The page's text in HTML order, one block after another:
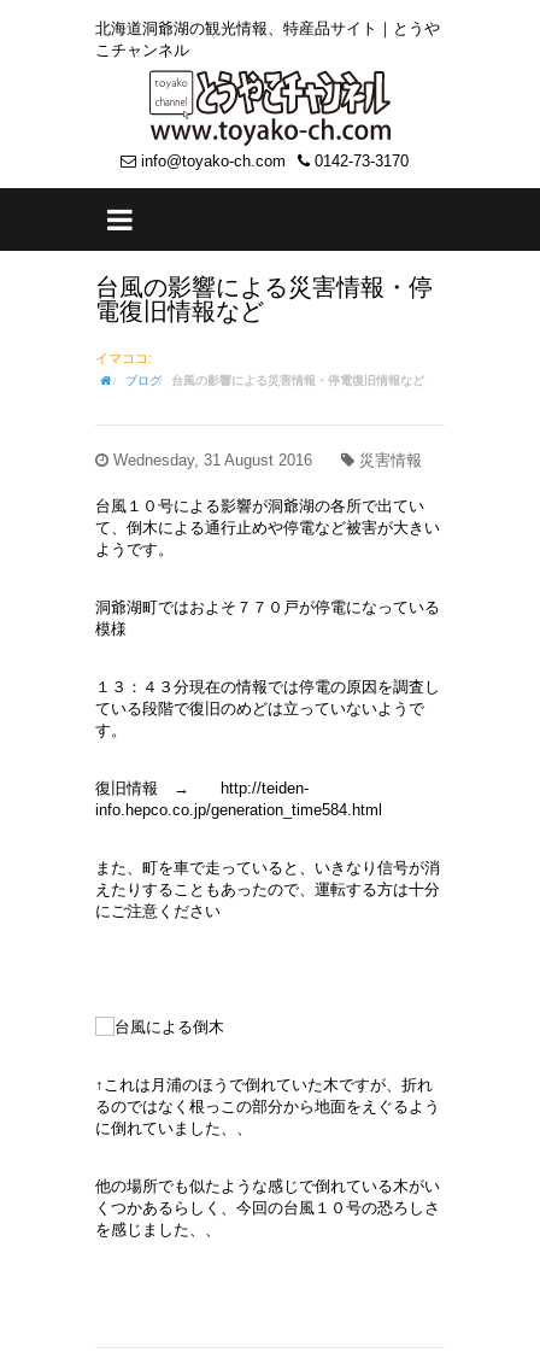
北海道洞爺湖の観光情報、特産品サイト｜とうや
こチャンネル
info@toyako-ch.com 0142-73-3170
台風の影響による災害情報・停
電復旧情報など
イマココ:
ブログ 台風の影響による災害情報・停電復旧情報など
Wednesday, 31 August 2016 災害情報
台風１０号による影響が洞爺湖の各所で出てい
て、倒木による通行止めや停電など被害が大きい
ようです。
洞爺湖町ではおよそ７７０戸が停電になっている
模様
１３：４３分現在の情報では停電の原因を調査し
ている段階で復旧のめどは立っていないようで
す。
復旧情報 → http://teiden-
info.hepco.co.jp/generation_time584.html
また、町を車で走っていると、いきなり信号が消
えたりすることもあったので、運転する方は十分
にご注意ください
↑これは月浦のほうで倒れていた木ですが、折れ
るのではなく根っこの部分から地面をえぐるよう
に倒れていました、、
他の場所でも似たような感じで倒れている木がい
くつかあるらしく、今回の台風１０号の恐ろしさ
を感じました、、